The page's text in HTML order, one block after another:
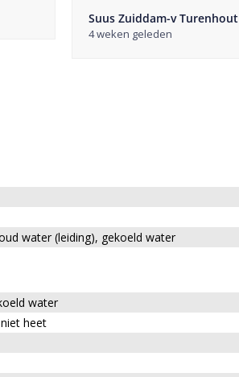
Suus Zuiddam-v Turenhout
4 weken geleden
water (leiding), gekoeld water
water
heet